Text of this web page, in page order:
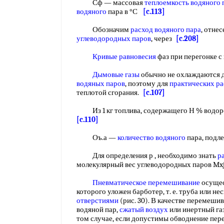
Сф — массоваятеплоемкость водяного
водяного пара в °С
[c.113]
Обозначим расход водяного пара,
углеводородных паров, через
[c.208]
Кривые равновесияфаз при перегонке
Дымовые газыобычно не охлаждаются
водяных паров, поэтому дляпрактических
теплотой сгорания.
[c.107]
Из 1 кг топлива, содержащего Н %
[c.110]
Оъ.а —количество водяного пара,
Для определения р , необходимо знать
молекулярный вес углеводородных паров
Пневматическое перемешивание
которого уложен барботер, т. е. труба или
отверстиями (рис. 30). В качестве
водяной пар,сжатый воздухили инертный
том случае, если допустимы обводнение